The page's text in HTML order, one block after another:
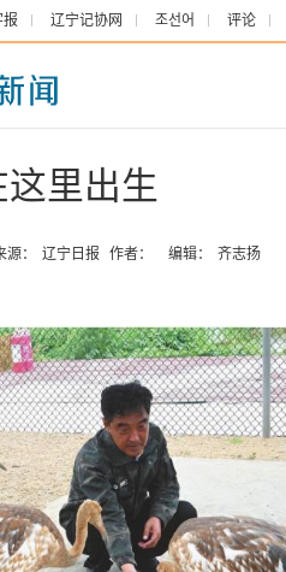
报 辽宁记协网 조선어 评论
里出生
源： 辽宁日报 作者： 编辑： 齐志扬